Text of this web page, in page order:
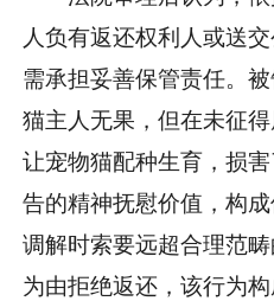
人负有返还权利人或送
需承担妥善保管责任。
猫主人无果，但在未征
让宠物猫配种生育，损
告的精神抚慰价值，构
调解时索要远超合理范
为由拒绝返还，该行为